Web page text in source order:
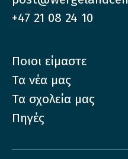
+47 21 08 24 10
Ποιοι είμαστε
Τα νέα μας
Τα σχολεία μας
Πηγές